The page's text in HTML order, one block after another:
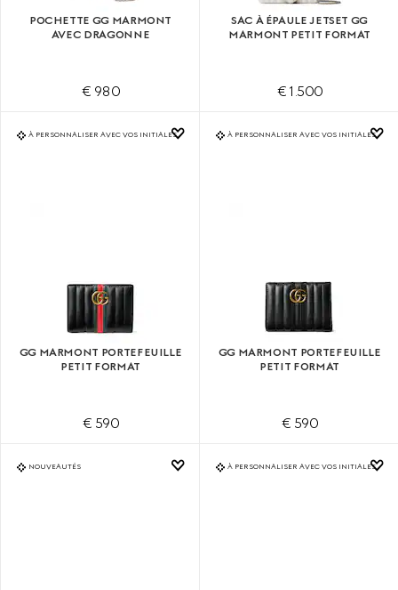
POCHETTE GG MARMONT
AVEC DRAGONNE
€ 980
SAC À ÉPAULE JETSET GG
MARMONT PETIT FORMAT
€ 1.500
À PERSONNALISER AVEC VOS INITIALES
GG MARMONT PORTEFEUILLE
PETIT FORMAT
€ 590
À PERSONNALISER AVEC VOS INITIALES
GG MARMONT PORTEFEUILLE
PETIT FORMAT
€ 590
NOUVEAUTÉS À PERSONNALISER AVEC VOS INITIALES